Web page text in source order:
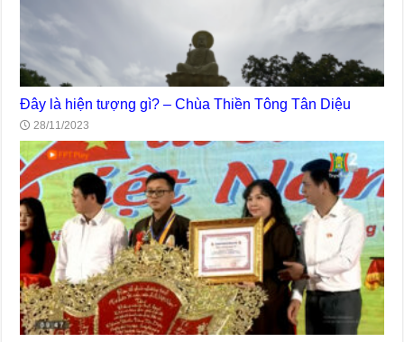
Đây là hiện tượng gì? – Chùa Thiền Tông Tân Diệu
28/11/2023